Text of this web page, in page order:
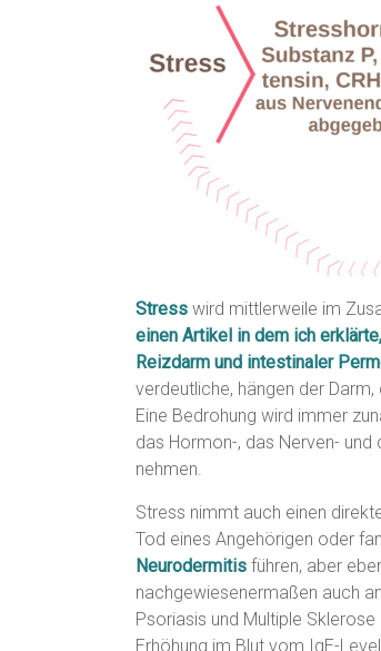
Stress wird mittlerweile im
einen Artikel in dem ich
Reizdarm und intestinaler
verdeutliche, hängen der
Eine Bedrohung wird immer
das Hormon-, das Nerven-
nehmen.
Stress nimmt auch einen
Tod eines Angehörigen oder
Neurodermitis führen, aber
nachgewiesenermaßen auch
Psoriasis und Multiple
Erhöhung im Blut vom IgE-